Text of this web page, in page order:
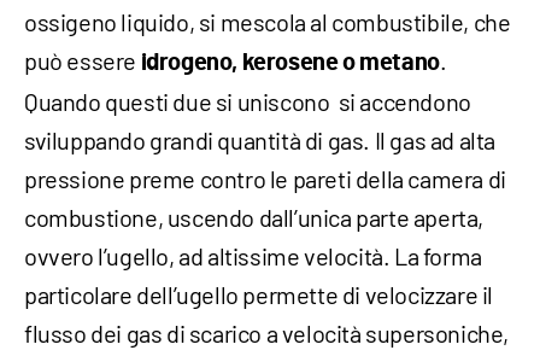
ossigeno liquido, si mescola al combustibile, che
può essere idrogeno, kerosene o metano.
Quando questi due si uniscono si accendono
sviluppando grandi quantità di gas. Il gas ad alta
pressione preme contro le pareti della camera di
combustione, uscendo dall’unica parte aperta,
ovvero l’ugello, ad altissime velocità. La forma
particolare dell’ugello permette di velocizzare il
flusso dei gas di scarico a velocità supersoniche,